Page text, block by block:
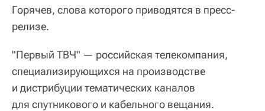
Горячев, слова которого приводятся в пресс-
релизе.
"Первый ТВЧ" — российская телекомпания,
специализирующихся на производстве
и дистрибуции тематических каналов
для спутникового и кабельного вещания.